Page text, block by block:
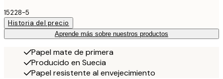
15228-5
Historia del precio
Aprende más sobre nuestros productos
Papel mate de primera
Producido en Suecia
Papel resistente al envejecimiento